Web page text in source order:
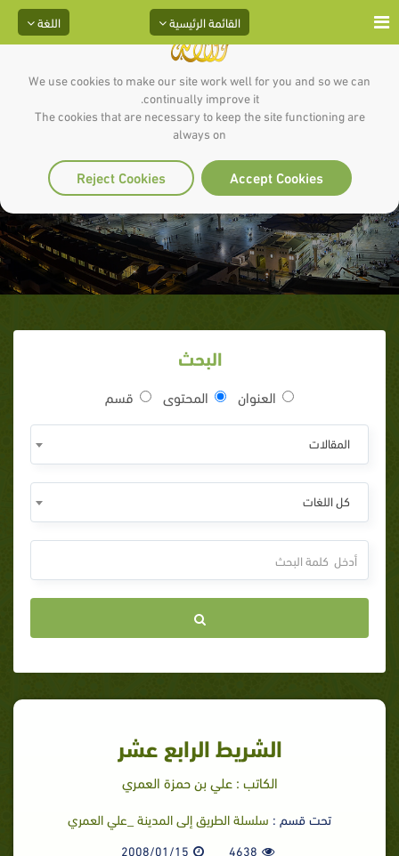
We use cookies to make our site work well for you and so we can
continually improve it.
The cookies that are necessary to keep the site functioning are
always on
Accept Cookies
Reject Cookies
اللغة القائمة الرئيسية
الشريط الرابع عشر
البحث
العنوان المحتوى قسم
المقالات
كل اللغات
الشريط الرابع عشر
الكاتب : علي بن حمزة العمري
تحت قسم : سلسلة الطريق إلى المدينة _علي العمري
4638
2008/01/15